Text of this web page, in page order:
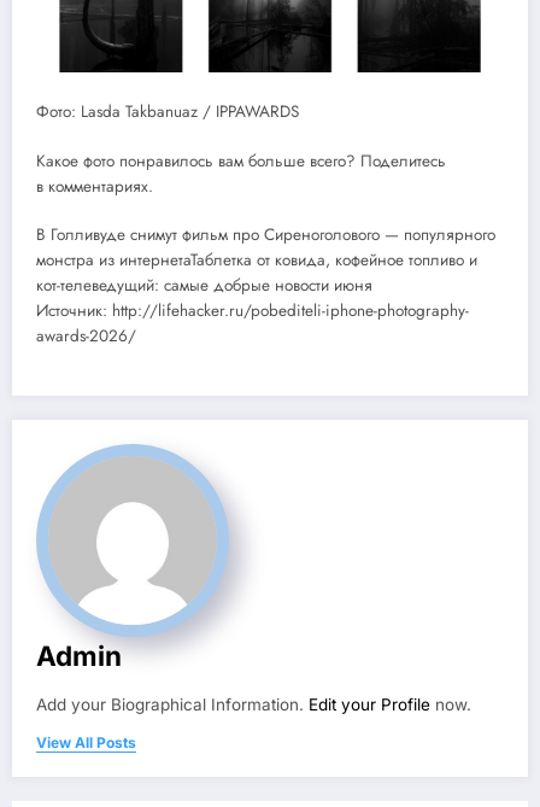
Фото: Lasda Takbanuaz / IPPAWARDS
Какое фото понравилось вам больше всего? Поделитесь
в комментариях.
В Голливуде снимут фильм про Сиреноголового — популярного
монстра из интернетаТаблетка от ковида, кофейное топливо и
кот-телеведущий: самые добрые новости июня
Источник: http://lifehacker.ru/pobediteli-iphone-photography-
awards-2026/
Admin
Add your Biographical Information. Edit your Profile now.
View All Posts